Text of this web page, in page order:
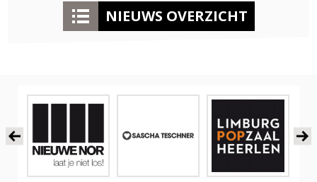
NIEUWS OVERZICHT